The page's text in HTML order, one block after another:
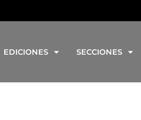
EDICIONES SECCIONES